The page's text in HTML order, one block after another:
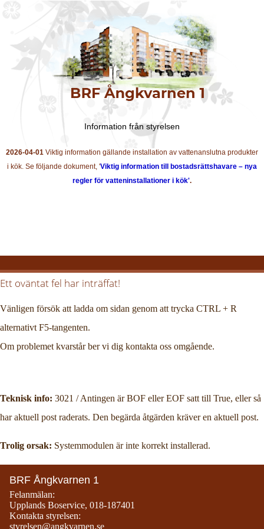
Information från styrelsen
2026-04-01 Viktig information gällande installation av vattenanslutna produkter
i kök. Se följande dokument, 'Viktig information till bostadsrättshavare – nya
regler för vatteninstallationer i kök'.
Ett oväntat fel har inträffat!
Vänligen försök att ladda om sidan genom att trycka CTRL + R
alternativt F5-tangenten.
Om problemet kvarstår ber vi dig kontakta oss omgående.
Teknisk info: 3021 / Antingen är BOF eller EOF satt till True, eller så
har aktuell post raderats. Den begärda åtgärden kräver en aktuell post.
Trolig orsak: Systemmodulen är inte korrekt installerad.
BRF Ångkvarnen 1
Felanmälan:
Upplands Boservice, 018-187401
Kontakta styrelsen:
styrelsen@angkvarnen.se